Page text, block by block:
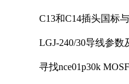
C13和C14插头国标
LGJ-240/30导线参数
寻找nce01p30k